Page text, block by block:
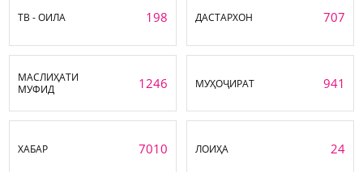
ТВ - ОИЛА 198 ДАСТАРХОН 707
МАСЛИҲАТИ
МУФИД
1246 МУҲОҶИРАТ 941
ХАБАР 7010 ЛОИҲА 24